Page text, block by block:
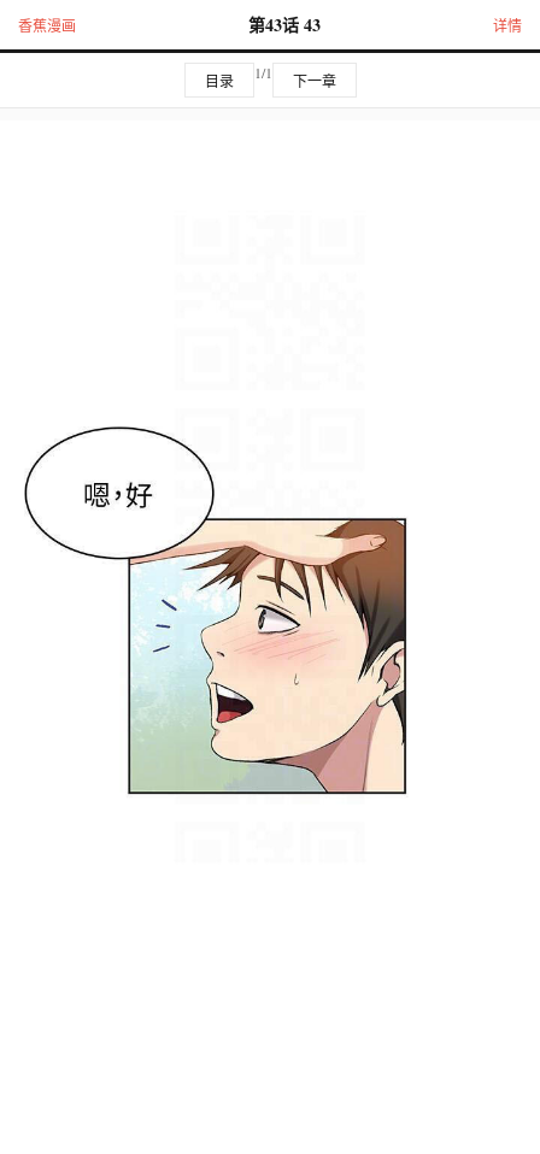
香蕉漫画 第43话 43 详情
目录 1/1 下一章